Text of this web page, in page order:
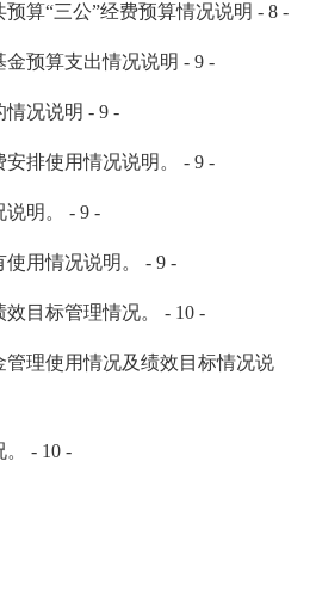
算“三公”经费预算情况说明 - 8 -
金预算支出情况说明 - 9 -
情况说明 - 9 -
安排使用情况说明。 - 9 -
明。 - 9 -
使用情况说明。 - 9 -
效目标管理情况。 - 10 -
管理使用情况及绩效目标情况说
- 10 -